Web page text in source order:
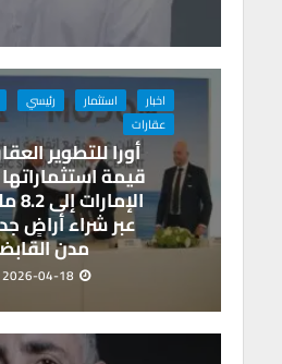
اخبار استثمار رئيسي
عقارات
أورا للتطوير
قيمة
عبر شراء أراضٍ
مدن
2026-04-18